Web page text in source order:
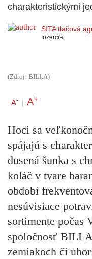
charakteristickými
SITA tlačová
Inzercia
(Zdroj: BILLA)
A- | A+
Hoci sa
spájajú s
dusená šunka s
koláč v tvare
období
nesúvisiace
sortimente počas
spoločnosť
zemiakoch či